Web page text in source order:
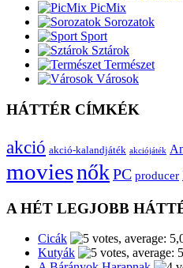
PicMix
Sorozatok
Sport
Sztárok
Természet
Városok
HÁTTÉR CÍMKÉK
akció akció-kalandjáték akciójáték
moviesnőkPC producer
A HÉT LEGJOBB
Cicák
Kutyák